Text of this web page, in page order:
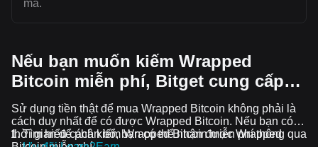
mà.
Nếu bạn muốn kiếm Wrapped
Bitcoin miễn phí, Bitget cung cấp…
Sử dụng tiền thật để mua Wrapped Bitcoin không phải là
cách duy nhất để có được Wrapped Bitcoin. Nếu bạn có
thời gian để phân bổ, bạn có thể nhận được Wrapped
Tìm hiểu cách kiếm Wrapped Bitcoin miễn phí thông qua